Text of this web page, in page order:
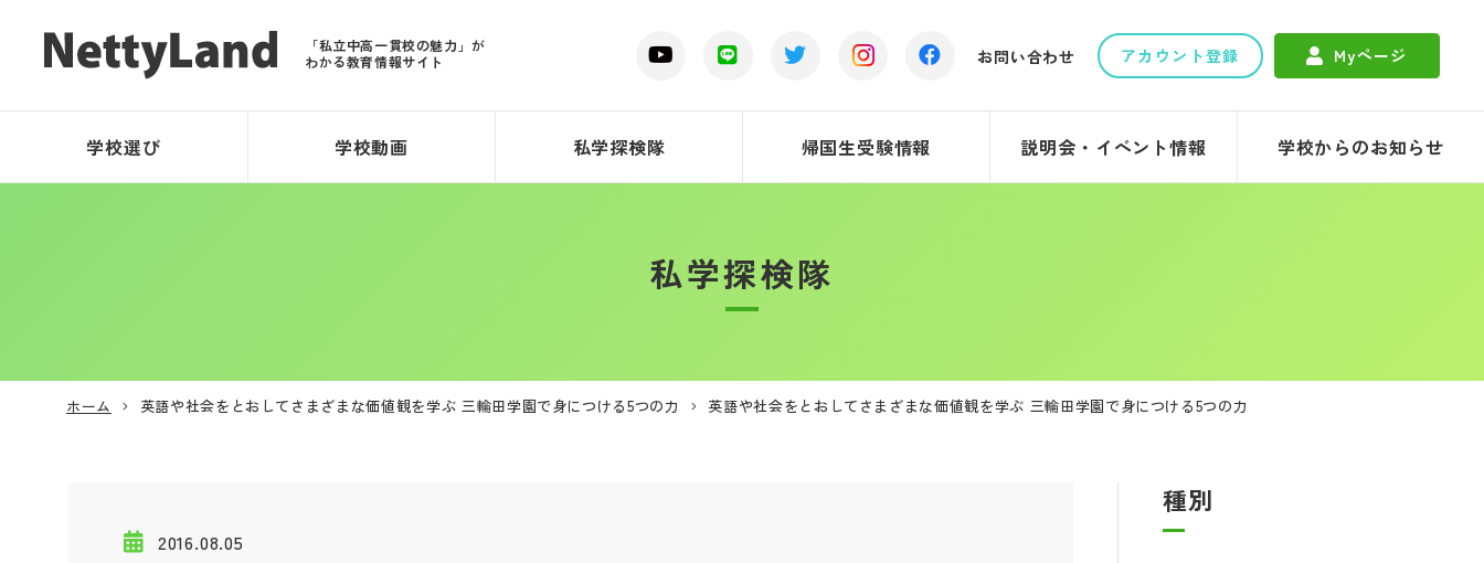
「私立中高一貫校の魅力」が
わかる教育情報サイト
お問い合わせ アカウント登録 Myページ
学校選び 学校動画 私学探検隊 帰国生受験情報 説明会・イベント情報 学校からのお知らせ
私学探検隊
ホーム 英語や社会をとおしてさまざまな価値観を学ぶ 三輪田学園で身につける5つの力 英語や社会をとおしてさまざまな価値観を学ぶ 三輪田学園で身につける5つの力
2016.08.05
種別